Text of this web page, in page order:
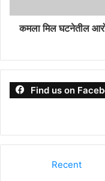
कमला मिल घटनेतील
Find us on
Recent